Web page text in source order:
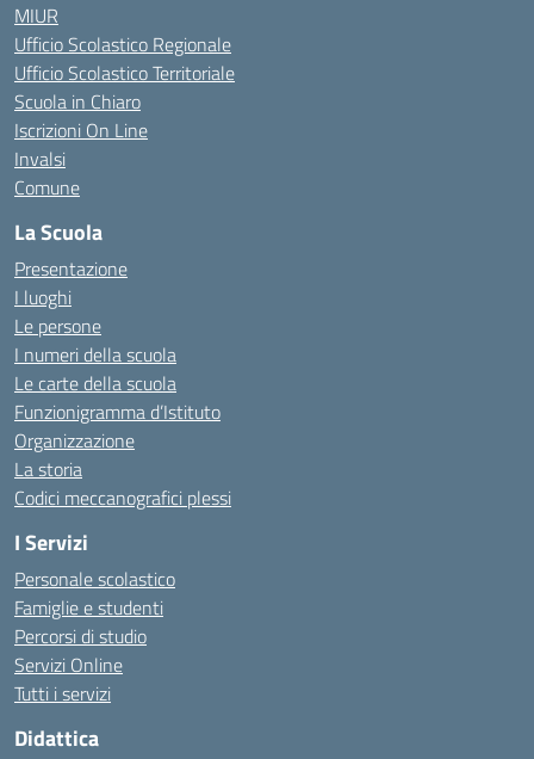
MIUR
Ufficio Scolastico Regionale
Ufficio Scolastico Territoriale
Scuola in Chiaro
Iscrizioni On Line
Invalsi
Comune
La Scuola
Presentazione
I luoghi
Le persone
I numeri della scuola
Le carte della scuola
Funzionigramma d’Istituto
Organizzazione
La storia
Codici meccanografici plessi
I Servizi
Personale scolastico
Famiglie e studenti
Percorsi di studio
Servizi Online
Tutti i servizi
Didattica